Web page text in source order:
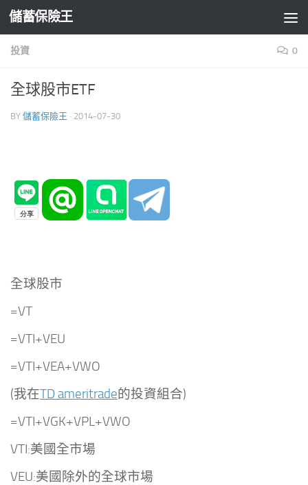
Skip to content
儲蓄保險王
投資 0
全球股市ETF
BY 儲蓄保險王 · 2014-07-30
全球股市
=VT
=VTI+VEU
=VTI+VEA+VWO
(我在TD ameritrade的投資組合)
=VTI+VGK+VPL+VWO
VTI:美國全市場
VEU:美國除外的全球市場